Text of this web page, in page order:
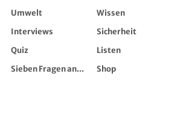
Umwelt
Wissen
Interviews
Sicherheit
Quiz
Listen
Sieben Fragen an...
Shop